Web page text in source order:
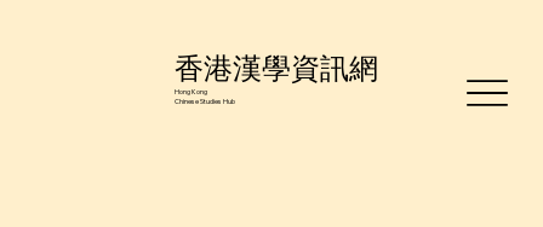
香港漢學資訊網
Hong Kong
Chinese Studies Hub